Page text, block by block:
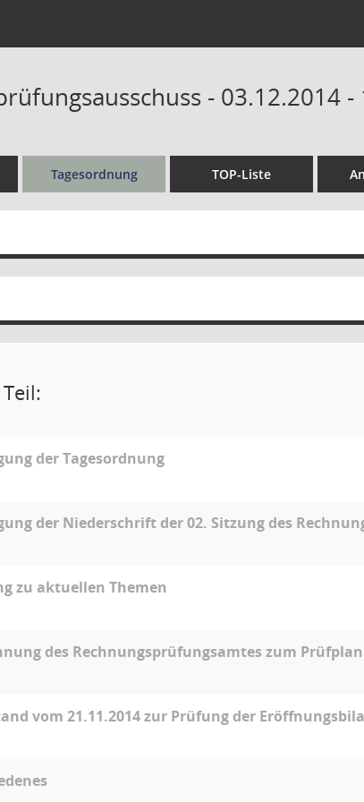
- 03.12.2014
Tagesordnung TOP-Liste
der Tagesordnung
der Niederschrift der 02. Sitzung des
zu aktuellen Themen
des Rechnungsprüfungsamtes zum
vom 21.11.2014 zur Prüfung der